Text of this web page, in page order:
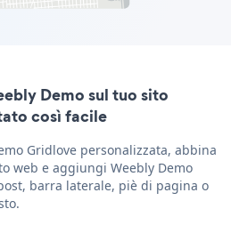
Demo sul tuo sito
così facile
Gridlove personalizzata, abbina
web e aggiungi Weebly Demo
barra laterale, piè di pagina o